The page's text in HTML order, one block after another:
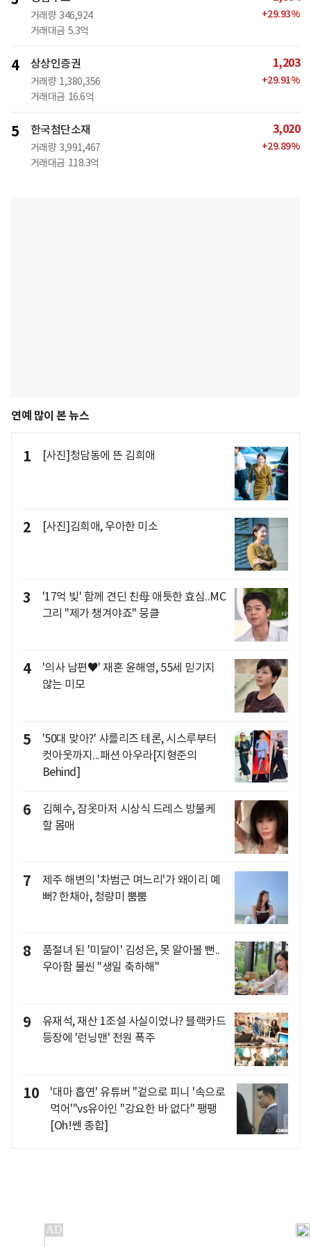
거래량 346,924
거래대금 5.3억
+29.93%
4 상상인증권
거래량 1,380,356
거래대금 16.6억
1,203
+29.91%
5 한국첨단소재
거래량 3,991,467
거래대금 118.3억
3,020
+29.89%
연예 많이 본 뉴스
1 [사진]청담동에 뜬 김희애
2 [사진]김희애, 우아한 미소
3
'17억 빚' 함께 견딘 친母 애틋한 효심..MC
그리 "제가 챙겨야죠" 뭉클
4
'의사 남편♥' 재혼 윤해영, 55세 믿기지
않는 미모
5
'50대 맞아?' 샤를리즈 테론, 시스루부터
컷아웃까지...패션 아우라[지형준의
Behind]
6
김혜수, 잠옷마저 시상식 드레스 방불케
할 몸매
7
제주 해변의 '차범근 며느리'가 왜이리 예
뻐? 한채아, 청량미 뿜뿜
8
품절녀 된 '미달이' 김성은, 못 알아볼 뻔..
우아함 물씬 "생일 축하해"
9
유재석, 재산 1조설 사실이었나? 블랙카드
등장에 '런닝맨' 전원 폭주
10
'대마 흡연' 유튜버 "겉으로 피니 '속으로
먹어'"vs유아인 "강요한 바 없다" 팽팽
[Oh!쎈 종합]